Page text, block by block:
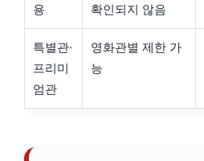
용
확인되지 않음
특별관·
프리미
엄관
영화관별 제한 가
능